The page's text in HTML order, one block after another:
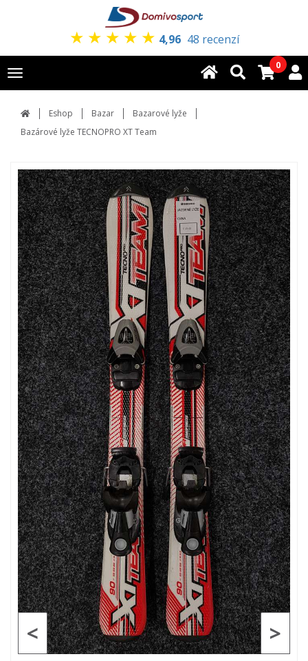
★ ★ ★ ★ ★ 4,96 48 recenzí
Toggle
navigation
0
Eshop Bazar
Bazarové lyže
Bazárové lyže TECNOPRO XT Team
>
<